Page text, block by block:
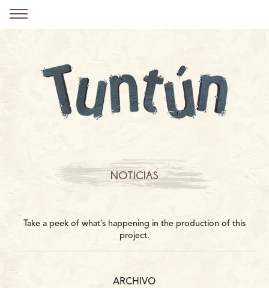
NOTICIAS
Take a peek of what’s happening in the production of this
project.
ARCHIVO